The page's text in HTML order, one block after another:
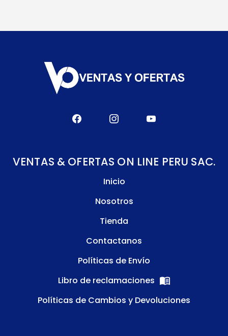
VENTAS & OFERTAS ON LINE PERU SAC.
Inicio
Nosotros
Tienda
Contactanos
Políticas de Envío
Libro de reclamaciones
Políticas de Cambios y Devoluciones